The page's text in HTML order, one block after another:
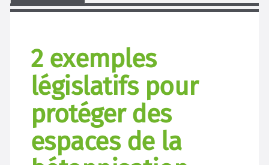
2 exemples
législatifs pour
protéger des
espaces de la